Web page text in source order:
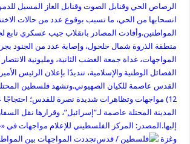
الرصاص الحي وقنابل الصوت وقنابل الغاز المسيل
انسحابها من الحي، ما تسبب بوقوع عدد من حالات
المواطنين.وأفادت المصادر بانقلاب جيب عسكري تابع
منطقة الذروة شمال حلحول، وإصابة عدد من الجنود
المواجهات، غداة جمعة الغضب الثانية، ومليونية
الفصائل الوطنية والإسلامية، تنديدًا بإعلان الرئيس
القدس عاصمة للكيان الصهيوني.
12) مواجهات وتظاهرات شديدة نصرة للقدس؛ احتجاجًا
المدينة المحتلة عاصمة لـ”إسرائيل”، وقرارها نقل
إليها. المصدر: المركز الفلسطيني للإعلام مواجهات في
وغزة
تجددت المواجهات بين